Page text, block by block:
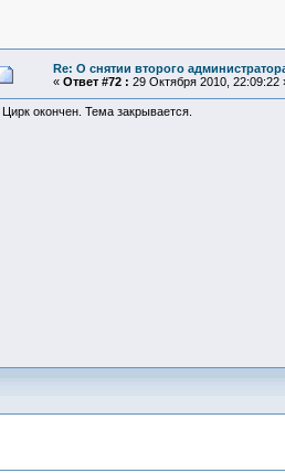
Re: О снятии второго
« Ответ #72 : 29 Октября 2010, 22:09:22
Цирк окончен. Тема закрывается.